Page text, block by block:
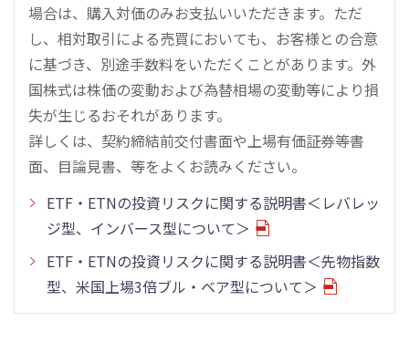
場合は、購入対価のみお支払いいただきます。ただ
し、相対取引による売買においても、お客様との合意
に基づき、別途手数料をいただくことがあります。外
国株式は株価の変動および為替相場の変動等により損
失が生じるおそれがあります。
詳しくは、契約締結前交付書面や上場有価証券等書
面、目論見書、等をよくお読みください。
ETF・ETNの投資リスクに関する説明書＜レバレッ
ジ型、インバース型について＞
ETF・ETNの投資リスクに関する説明書＜先物指数
型、米国上場3倍ブル・ベア型について＞